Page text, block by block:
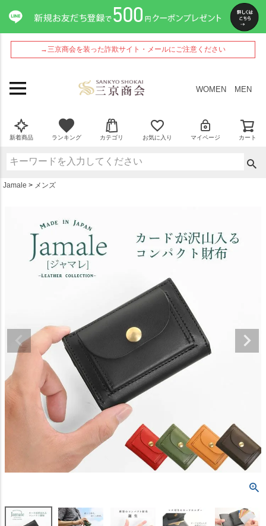
→三京商会を装った詐欺サイト・メールにご注意ください
WOMEN MEN
新着商品 ランキング カテゴリ お気に入り マイページ カート
Jamale メンズ
ペー
ジト
ップ
へ